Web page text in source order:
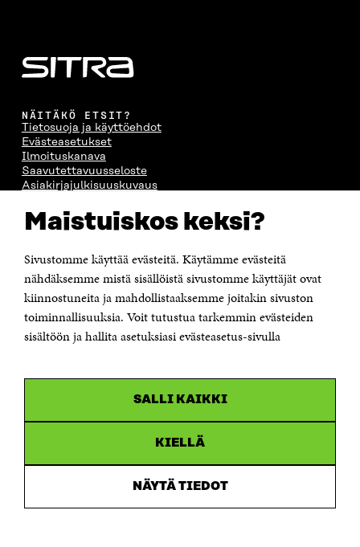
Maistuiskos keksi?
Sivustomme käyttää evästeitä. Käytämme evästeitä
nähdäksemme mistä sisällöistä sivustomme käyttäjät ovat
kiinnostuneita ja mahdollistaaksemme joitakin sivuston
toiminnallisuuksia. Voit tutustua tarkemmin evästeiden
sisältöön ja hallita asetuksiasi evästeasetus-sivulla
SALLI KAIKKI
KIELLÄ
NÄYTÄ TIEDOT
NÄITÄKÖ ETSIT?
Tietosuoja ja käyttöehdot
Evästeasetukset
Ilmoituskanava
Saavutettavuusseloste
Asiakirjajulkisuuskuvaus
Suomen itsenäisyyden juhlarahasto Sitra
Itämerenkatu 11-13, PL 160,
00181 Helsinki
Puhelin +358 294 618 991
etunimi.sukunimi@sitra.fi tai sitra@sitra.fi
OLEMME NÄISSÄ SOMEISSA
Avautuu